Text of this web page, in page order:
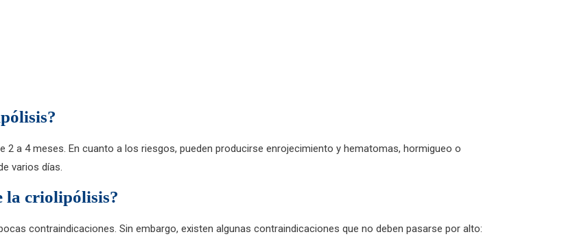
a 4 meses. En cuanto a los riesgos, pueden producirse enrojecimiento y hematomas, hormigueo o
varios días.
la criolipólisis?
contraindicaciones. Sin embargo, existen algunas contraindicaciones que no deben pasarse por alto: